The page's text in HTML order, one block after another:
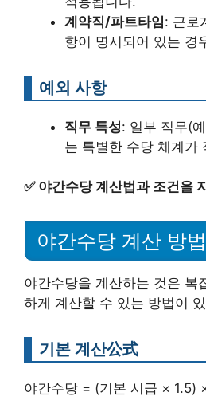
계약직/파트타임: 근로
항이 명시되어 있는 경
예외 사항
직무 특성: 일부 직무(
는 특별한 수당 체계가
✅ 야간수당 계산법과 조건을
야간수당 계산 방법
야간수당을 계산하는 것은 복
하게 계산할 수 있는 방법이
기본 계산公式
야간수당 = (기본 시급 × 1.5)